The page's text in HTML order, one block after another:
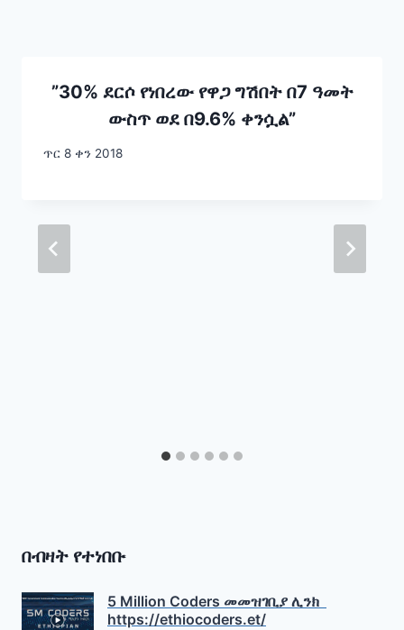
”30% ደርሶ የነበረው የዋጋ ግሽበት በ7 ዓመት
ውስጥ ወደ በ9.6% ቀንሷል”
ጥር 8 ቀን 2018
በብዛት የተነበቡ
5 Million Coders መመዝገቢያ ሊንክ
https://ethiocoders.et/